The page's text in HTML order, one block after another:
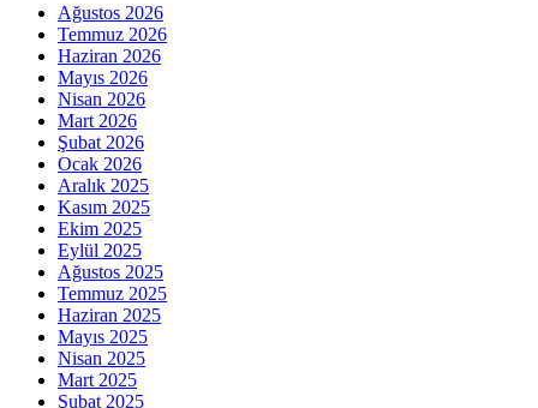
Ağustos 2026
Temmuz 2026
Haziran 2026
Mayıs 2026
Nisan 2026
Mart 2026
Şubat 2026
Ocak 2026
Aralık 2025
Kasım 2025
Ekim 2025
Eylül 2025
Ağustos 2025
Temmuz 2025
Haziran 2025
Mayıs 2025
Nisan 2025
Mart 2025
Şubat 2025